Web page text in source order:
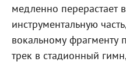
медленно перерастает
инструментальную
вокальному фрагменту
трек в стадионный